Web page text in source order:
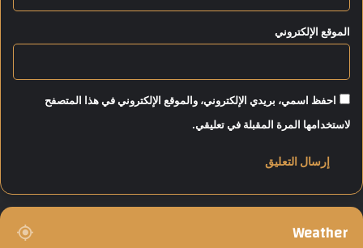
الموقع الإلكتروني
احفظ اسمي، بريدي الإلكتروني، والموقع الإلكتروني في هذا المتصفح
لاستخدامها المرة المقبلة في تعليقي.
Weather